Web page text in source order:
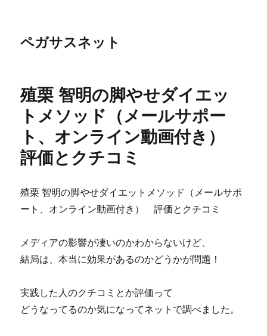
ペガサスネット
殖栗 智明の脚やせダイエッ
トメソッド（メールサポー
ト、オンライン動画付き）
評価とクチコミ
殖栗 智明の脚やせダイエットメソッド（メールサポ
ート、オンライン動画付き） 評価とクチコミ
メディアの影響が凄いのかわからないけど、
結局は、本当に効果があるのかどうかが問題！
実践した人のクチコミとか評価って
どうなってるのか気になってネットで調べました。